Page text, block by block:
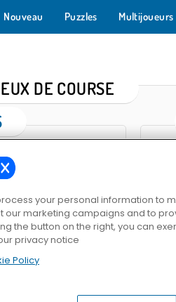
Nouveau Puzzles Multijoueurs
DE COURSE
Nitro
your personal information to
our marketing campaigns and to
the button on the right, you can
privacy notice
Policy